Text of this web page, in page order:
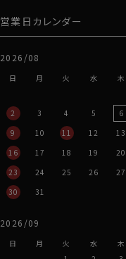
営業日カレンダー
2026/08
日 月 火 水 木
2
3 4 5 6
9
10 11 12 13
16
17 18 19 20
23
24 25 26 27
30
31
2026/09
日 月 火 水 木